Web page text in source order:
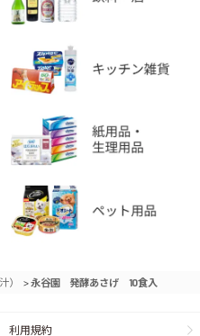
） >永谷園 発酵あさげ 10食入
利用規約